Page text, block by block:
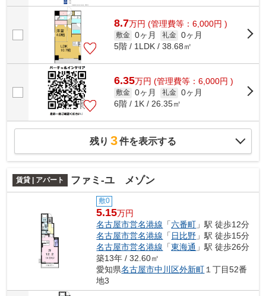
8.7万円 (管理費等：6,000円 )
敷金 0ヶ月 礼金 0ヶ月
5階 / 1LDK / 38.68㎡
6.35万円 (管理費等：6,000円 )
敷金 0ヶ月 礼金 0ヶ月
6階 / 1K / 26.35㎡
残り 3件を表示する
賃貸 | アパート ファミ-ユ メゾン
敷0
5.15万円
名古屋市営名港線 「六番町 」駅 徒歩12分
名古屋市営名港線 「日比野 」駅 徒歩15分
名古屋市営名港線 「東海通 」駅 徒歩26分
築13年 / 32.60㎡
愛知県名古屋市中川区外新町 １丁目52番
地3